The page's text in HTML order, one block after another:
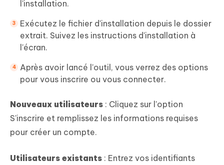
l'installation.
Exécutez le fichier d'installation depuis le dossier
extrait. Suivez les instructions d'installation à
l'écran.
Après avoir lancé l'outil, vous verrez des options
pour vous inscrire ou vous connecter.
Nouveaux utilisateurs : Cliquez sur l'option
S'inscrire et remplissez les informations requises
pour créer un compte.
Utilisateurs existants : Entrez vos identifiants